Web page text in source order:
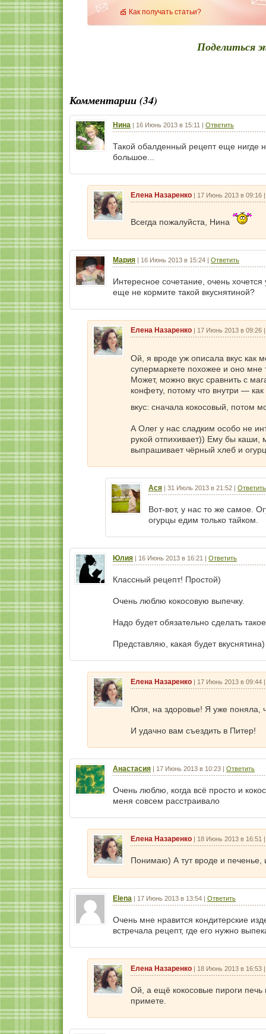
Как получать статьи?
Поделиться
Комментарии (34)
Нина | 16 Июнь 2013 в 15:11 | Ответить
Такой обалденный рецепт еще нигде
большое...
Елена Назаренко | 17 Июнь 2013 в 09:16
Всегда пожалуйста, Нина
Мария | 16 Июнь 2013 в 15:24 | Ответить
Интересное сочетание, очень
еще не кормите такой вкуснятиной?
Елена Назаренко | 17 Июнь 2013 в 09:26
Ой, я вроде уж описала вкус как
супермаркете похожее и оно мне
Может, можно вкус сравнить с
конфету, потому что внутри —
вкус: сначала кокосовый, потом
А Олег у нас сладким особо не
рукой отпихивает)) Ему бы
выпрашивает чёрный хлеб и
Ася | 31 Июль 2013 в 21:52 | Ответить
Вот-вот, у нас то же самое.
огурцы едим только тайком.
Юлия | 16 Июнь 2013 в 16:21 | Ответить
Классный рецепт! Простой)
Очень люблю кокосовую выпечку.
Надо будет обязательно сделать
Представляю, какая будет вкуснятина)
Елена Назаренко | 17 Июнь 2013 в 09:44
Юля, на здоровье! Я уже поняла,
И удачно вам съездить в Питер!
Анастасия | 17 Июнь 2013 в 10:23 | Ответить
Очень люблю, когда всё просто и
меня совсем расстраивало
Елена Назаренко | 18 Июнь 2013 в 16:51
Понимаю) А тут вроде и печенье,
Elena | 17 Июнь 2013 в 13:54 | Ответить
Очень мне нравится кондитерские
встречала рецепт, где его нужно
Елена Назаренко | 18 Июнь 2013 в 16:53
Ой, а ещё кокосовые пироги
примете.